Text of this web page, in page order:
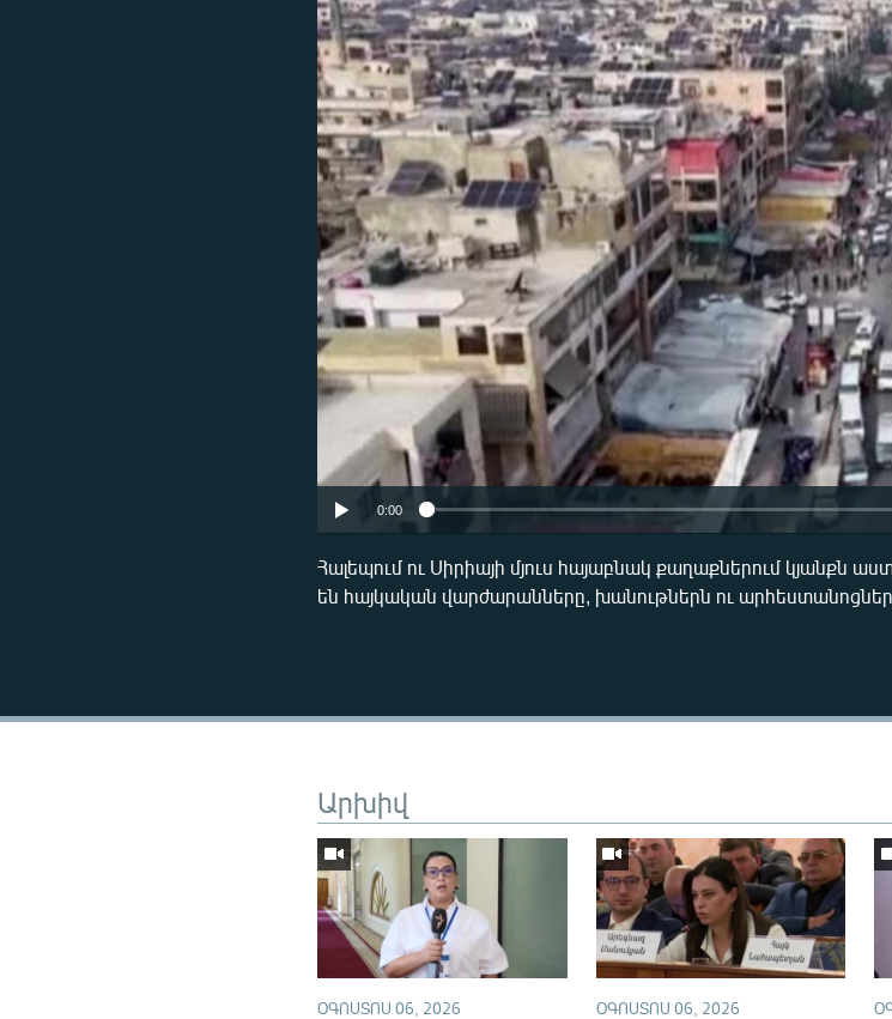
240p
720p
No media
0:00
Հալեպում ու Սիրիայի մյուս հայաբնակ քաղաքներում կյանքն
են հայկական վարժարանները, խանութներն ու
Արխիվ
ՕԳՈՍՏՈՍ 06, 2026 ՕԳՈՍՏՈՍ 06, 2026